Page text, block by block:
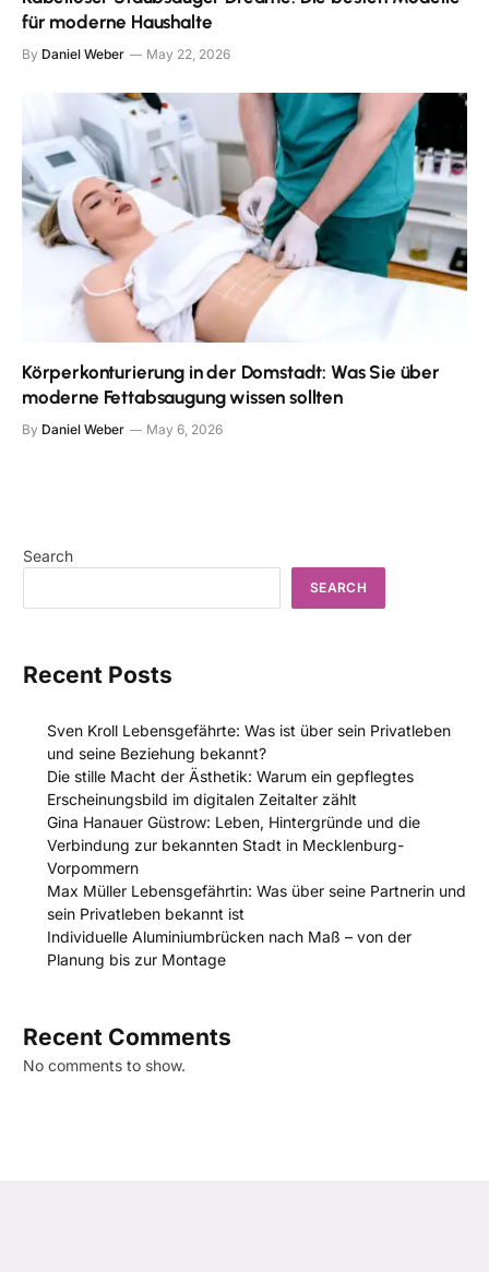
für moderne Haushalte
By Daniel Weber May 22, 2026
Körperkonturierung in der Domstadt: Was Sie über
moderne Fettabsaugung wissen sollten
By Daniel Weber May 6, 2026
Search
SEARCH
Recent Posts
Sven Kroll Lebensgefährte: Was ist über sein Privatleben
und seine Beziehung bekannt?
Die stille Macht der Ästhetik: Warum ein gepflegtes
Erscheinungsbild im digitalen Zeitalter zählt
Gina Hanauer Güstrow: Leben, Hintergründe und die
Verbindung zur bekannten Stadt in Mecklenburg-
Vorpommern
Max Müller Lebensgefährtin: Was über seine Partnerin und
sein Privatleben bekannt ist
Individuelle Aluminiumbrücken nach Maß – von der
Planung bis zur Montage
Recent Comments
No comments to show.